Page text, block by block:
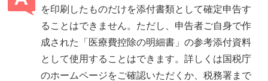
を印刷したものだけを添付書類として確定申告す
ることはできません。ただし、申告者ご自身で作
成された「医療費控除の明細書」の参考添付資料
として使用することはできます。詳しくは国税庁
のホームページをご確認いただくか、税務署まで